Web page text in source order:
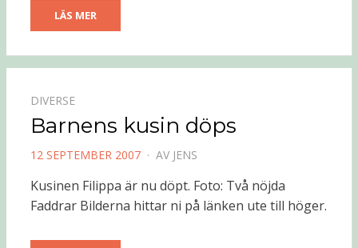
LÄS MER
DIVERSE
Barnens kusin döps
PUBLICERAD
12 SEPTEMBER 2007 AV JENS
Kusinen Filippa är nu döpt. Foto: Två nöjda
Faddrar Bilderna hittar ni på länken ute till höger.